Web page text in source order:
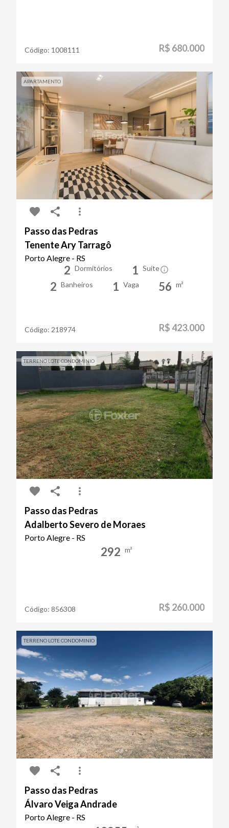
Código: 1008111 R$ 680.000
APARTAMENTO
Passo das Pedras
Tenente Ary Tarragô
Porto Alegre - RS
2 Dormitórios 1 Suíte
2 Banheiros 1 Vaga 56 m²
Código: 218974 R$ 423.000
TERRENO LOTE CONDOMINIO
Passo das Pedras
Adalberto Severo de Moraes
Porto Alegre - RS
292 m²
Código: 856308 R$ 260.000
TERRENO LOTE CONDOMINIO
Passo das Pedras
Álvaro Veiga Andrade
Porto Alegre - RS